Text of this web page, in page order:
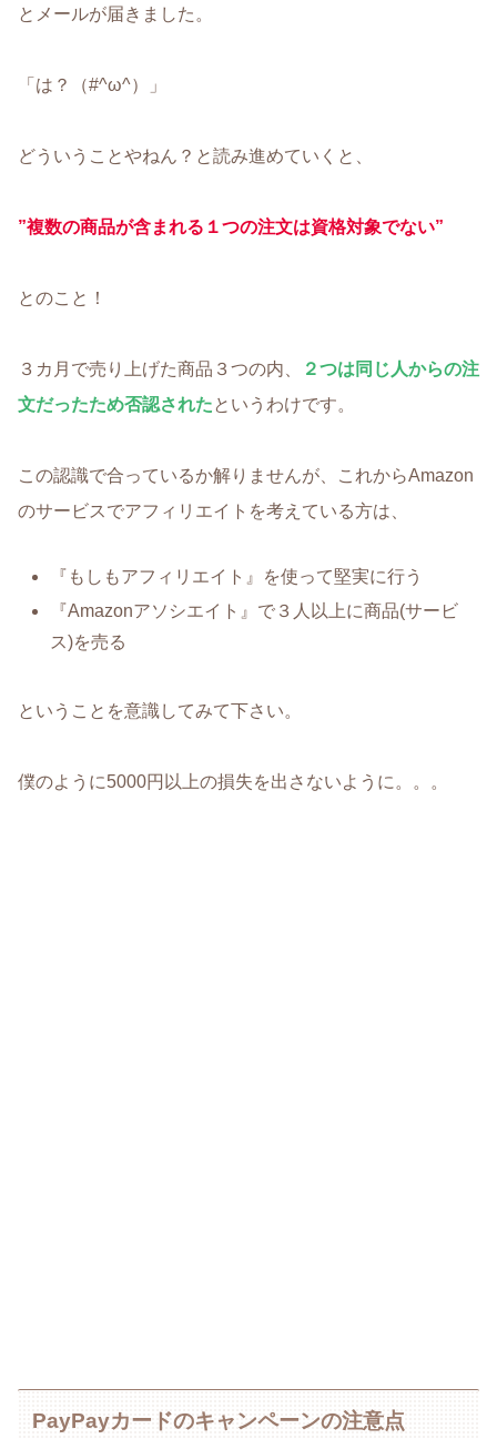
とメールが届きました。
「は？（#^ω^）」
どういうことやねん？と読み進めていくと、
”複数の商品が含まれる１つの注文は資格対象でない”
とのこと！
３カ月で売り上げた商品３つの内、
２つは同じ人からの注
文だったため否認されたというわけです。
この認識で合っているか解りませんが、これからAmazon
のサービスでアフィリエイトを考えている方は、
『もしもアフィリエイト』を使って堅実に行う
『Amazonアソシエイト』で３人以上に商品(サービ
ス)を売る
ということを意識してみて下さい。
僕のように5000円以上の損失を出さないように。。。
PayPayカードのキャンペーンの注意点